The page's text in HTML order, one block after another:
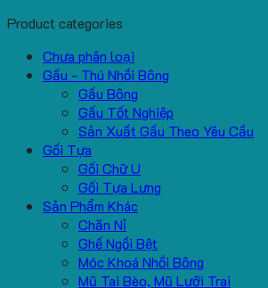
Product categories
Chưa phân loại
Gấu - Thú Nhồi Bông
Gấu Bông
Gấu Tốt Nghiệp
Sản Xuất Gấu Theo Yêu Cầu
Gối Tựa
Gối Chữ U
Gối Tựa Lưng
Sản Phẩm Khác
Chăn Nỉ
Ghế Ngồi Bệt
Móc Khoá Nhồi Bông
Mũ Tai Bèo, Mũ Lưỡi Trai